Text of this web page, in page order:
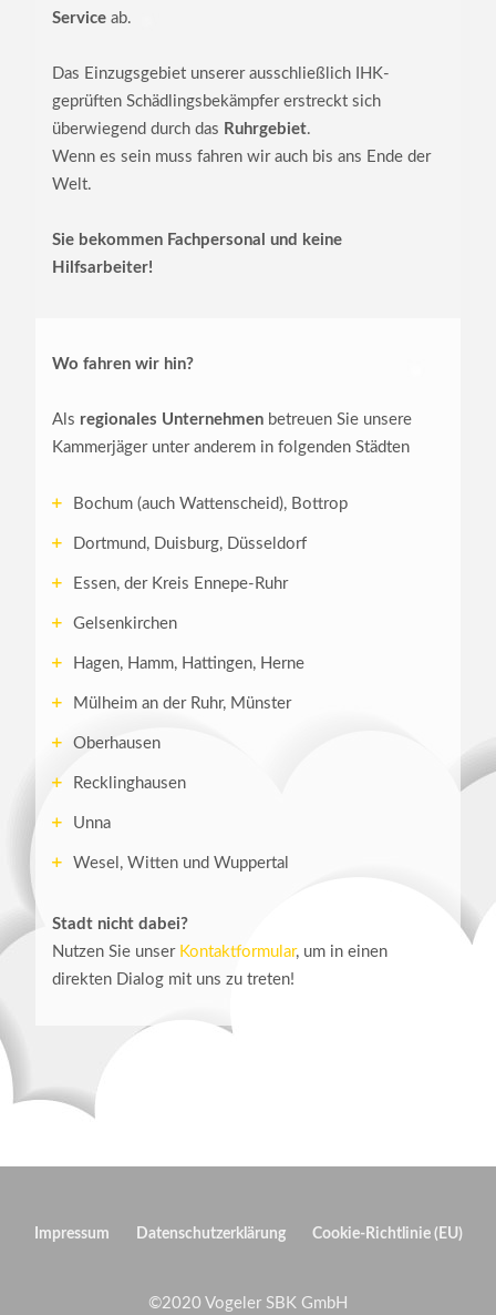
Service ab.
Das Einzugsgebiet unserer ausschließlich IHK-
geprüften Schädlingsbekämpfer erstreckt sich
überwiegend durch das Ruhrgebiet.
Wenn es sein muss fahren wir auch bis ans Ende der
Welt.
Sie bekommen Fachpersonal und keine
Hilfsarbeiter!
Wo fahren wir hin?
Als regionales Unternehmen betreuen Sie unsere
Kammerjäger unter anderem in folgenden Städten
Bochum (auch Wattenscheid), Bottrop
Dortmund, Duisburg, Düsseldorf
Essen, der Kreis Ennepe-Ruhr
Gelsenkirchen
Hagen, Hamm, Hattingen, Herne
Mülheim an der Ruhr, Münster
Oberhausen
Recklinghausen
Unna
Wesel, Witten und Wuppertal
Stadt nicht dabei?
Nutzen Sie unser Kontaktformular, um in einen
direkten Dialog mit uns zu treten!
Impressum Datenschutzerklärung Cookie-Richtlinie (EU)
©2020 Vogeler SBK GmbH